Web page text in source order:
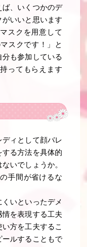
ば、いくつかのデ
いいと思います
スクを用意して
スクです！」と
も参加している
ってもらえます
ィとして顔バレ
る方法を具体的
いでしょうか。
手間が省けるな
いといったデメ
情を表現する工夫
方を工夫するこ
ールすることもで